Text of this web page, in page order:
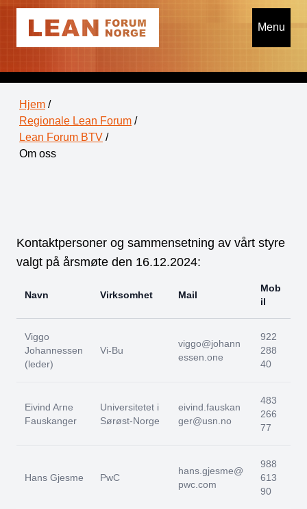
Menu
Hjem /
Regionale Lean Forum /
Lean Forum BTV /
Om oss
Kontaktpersoner og sammensetning av vårt styre
valgt på årsmøte den 16.12.2024:
Navn Virksomhet Mail
Mob
il
Viggo
Johannessen
(leder)
Vi-Bu
viggo@johann
essen.one
922
288
40
Eivind Arne
Fauskanger
Universitetet i
Sørøst-Norge
eivind.fauskan
ger@usn.no
483
266
77
Hans Gjesme PwC
hans.gjesme@
pwc.com
988
613
90